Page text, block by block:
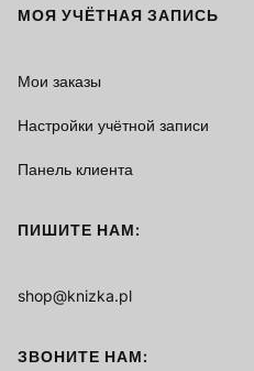
МОЯ УЧЁТНАЯ ЗАПИСЬ
Мои заказы
Настройки учётной записи
Панель клиента
ПИШИТЕ НАМ:
shop@knizka.pl
ЗВОНИТЕ НАМ: